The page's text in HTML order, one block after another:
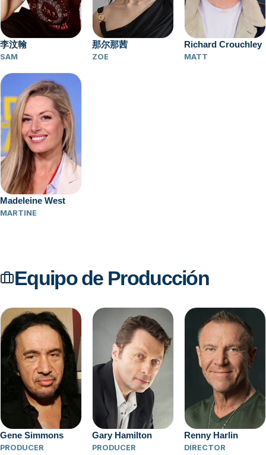
李汶翰
SAM
那尔那茜
ZOE
Richard Crouchley
MATT
Madeleine West
MARTINE
Equipo de Producción
Gene Simmons
PRODUCER
Gary Hamilton
PRODUCER
Renny Harlin
DIRECTOR